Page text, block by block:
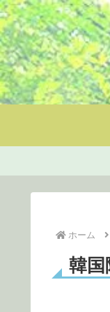
ホーム
韓国